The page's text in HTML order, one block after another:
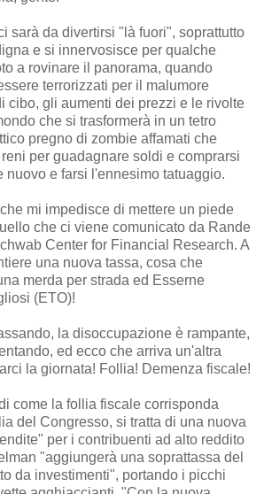
sarà da divertirsi "là fuori", soprattutto
e si innervosisce per qualche
a rovinare il panorama, quando
terrorizzati per il malumore
cibo, gli aumenti dei prezzi e le rivolte
che si trasformerà in un tetro
pregno di zombie affamati che
per guadagnare soldi e comprarsi
nuovo e farsi l'ennesimo tatuaggio.
mi impedisce di mettere un piede
che ci viene comunicato da Rande
Center for Financial Research. A
una nuova tassa, cosa che
merda per strada ed Esserne
(ETO)!
la disoccupazione è rampante,
ed ecco che arriva un'altra
la giornata! Follia! Demenza fiscale!
come la follia fiscale corrisponda
del Congresso, si tratta di una nuova
per i contribuenti ad alto reddito
"aggiungerà una soprattassa del
da investimenti", portando i picchi